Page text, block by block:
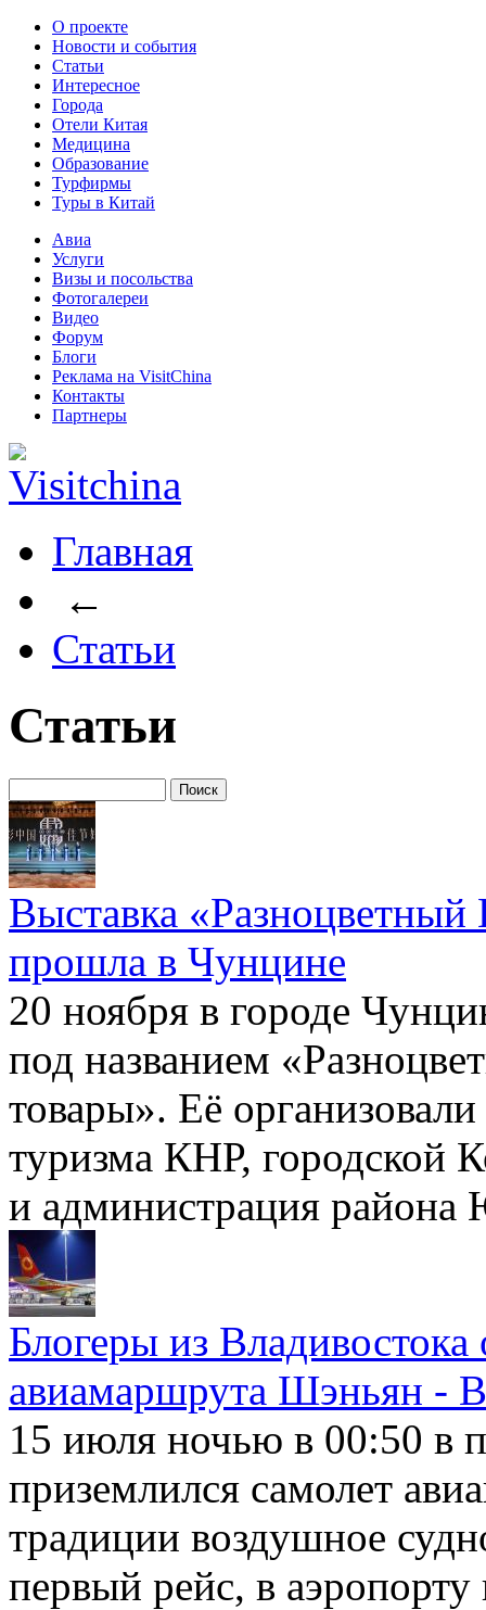
О проекте
Новости и события
Статьи
Интересное
Города
Отели Китая
Медицина
Образование
Турфирмы
Туры в Китай
Авиа
Услуги
Визы и посольства
Фотогалереи
Видео
Форум
Блоги
Реклама на VisitChina
Контакты
Партнеры
Главная
←
Статьи
Статьи
Выставка
прошла в Чунцине
20 ноября в городе
под названием
товары». Её
туризма КНР, городской
и администрация
Блогеры из
авиамаршрута Шэньян -
15 июля ночью в 00:50 в
приземлился самолет
традиции воздушное
первый рейс, в